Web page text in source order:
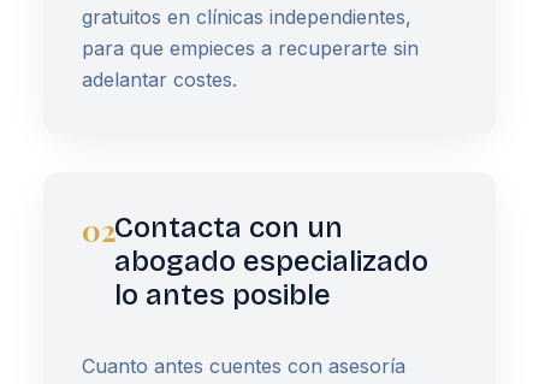
gratuitos en clínicas independientes,
para que empieces a recuperarte sin
adelantar costes.
02Contacta con un
abogado especializado
lo antes posible
Cuanto antes cuentes con asesoría